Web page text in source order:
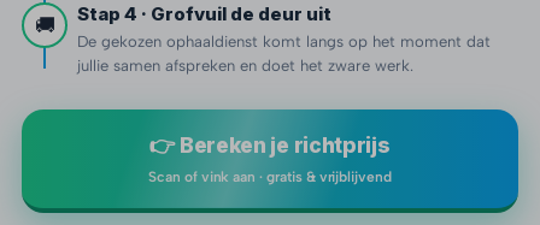
🚚 Stap 4 · Grofvuil de deur uit
De gekozen ophaaldienst komt langs op het moment dat
jullie samen afspreken en doet het zware werk.
👉 Bereken je richtprijs
Scan of vink aan · gratis & vrijblijvend